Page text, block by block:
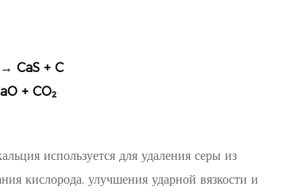
→ CaS + C
+ CO₂
используется для удаления серы из
кислорода, улучшения ударной вязкости и